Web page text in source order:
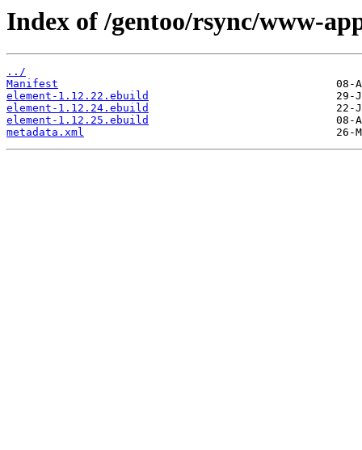
Index of /gentoo/rsync/www-
../
Manifest
element-1.12.22.ebuild
element-1.12.24.ebuild
element-1.12.25.ebuild
metadata.xml